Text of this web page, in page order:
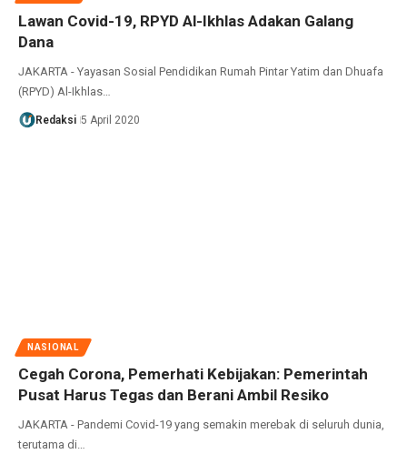
Lawan Covid-19, RPYD Al-Ikhlas Adakan Galang
Dana
JAKARTA - Yayasan Sosial Pendidikan Rumah Pintar Yatim dan Dhuafa
(RPYD) Al-Ikhlas…
Redaksi 5 April 2020
NASIONAL
Cegah Corona, Pemerhati Kebijakan: Pemerintah
Pusat Harus Tegas dan Berani Ambil Resiko
JAKARTA - Pandemi Covid-19 yang semakin merebak di seluruh dunia,
terutama di…